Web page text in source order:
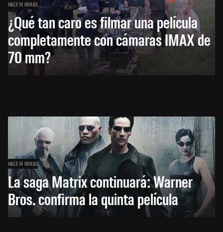
HACE 14 HORAS
¿Qué tan caro es filmar una película
completamente con cámaras IMAX de
70 mm?
HACE 14 HORAS
La saga Matrix continuará: Warner
Bros. confirma la quinta película